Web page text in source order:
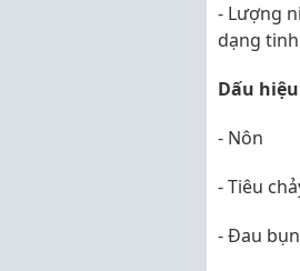
- Lượng
dạng
Dấu
- Nôn
- Tiêu
- Đau